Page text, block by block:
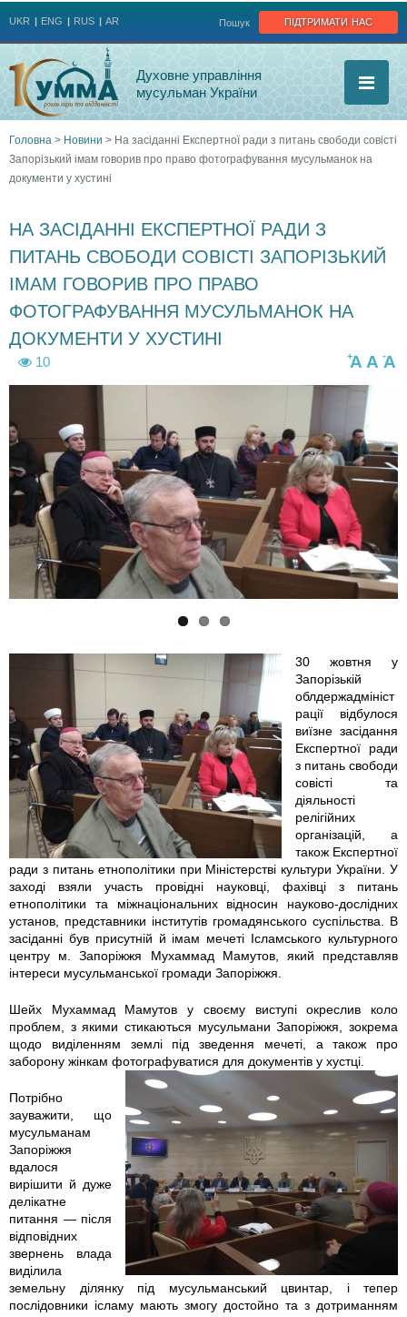
підтримати нас
Пошук
UKR ENG RUS AR
Духовне управління
мусульман України
Ви
Головна > Новини > На засіданні Експертної ради з питань свободи совісті
Запорізький імам говорив про право фотографування мусульманок на
документи у хустині
НА ЗАСІДАННІ ЕКСПЕРТНОЇ РАДИ З
ПИТАНЬ СВОБОДИ СОВІСТІ ЗАПОРІЗЬКИЙ
ІМАМ ГОВОРИВ ПРО ПРАВО
ФОТОГРАФУВАННЯ МУСУЛЬМАНОК НА
ДОКУМЕНТИ У ХУСТИНІ
10 -A
A
+A
p
h
o
t
2
1
8
0
-
3
_
1
4
-
4
2
-
0
p
h
o
t
2
1
8
0
-
3
_
0
9
-
2
0
-
3
f
o
t
o
.
p
g
30 жовтня у
Запорізькій
облдержадмініст
рації відбулося
виїзне засідання
Експертної ради
з питань свободи
совісті та
діяльності
релігійних
організацій, а
також Експертної
ради з питань етнополітики при Міністерстві культури України. У
заході взяли участь провідні науковці, фахівці з питань
етнополітики та міжнаціональних відносин науково-дослідних
установ, представники інститутів громадянського суспільства. В
засіданні був присутній й імам мечеті Ісламського культурного
центру м. Запоріжжя Мухаммад Мамутов, який представляв
інтереси мусульманської громади Запоріжжя.
Шейх Мухаммад Мамутов у своєму виступі окреслив коло
проблем, з якими стикаються мусульмани Запоріжжя, зокрема
щодо виділенням землі під зведення мечеті, а також про
заборону жінкам фотографуватися для документів у хустці.
Потрібно
зауважити, що
мусульманам
Запоріжжя
вдалося
вирішити й дуже
делікатне
питання — після
відповідних
звернень влада
виділила
земельну ділянку під мусульманський цвинтар, і тепер
послідовники ісламу мають змогу достойно та з дотриманням